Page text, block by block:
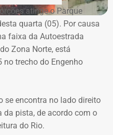
de falhas na elaboração do
dos técnicos foi a
para justificar a
Em uma das fases do
de 76
casos, como o de
chegavam a quase
que houvesse justificativa
atinge o Parque
quarta (05). Por causa
faixa da Autoestrada
Zona Norte, está
trecho do Engenho
se encontra no lado direito
pista, de acordo com o
do Rio.